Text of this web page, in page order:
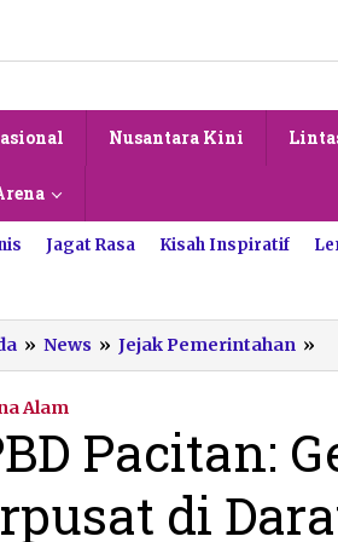
Nusantara Kini
Jagat Rasa Kisah Inspiratif
» News » Jejak Pemerintahan »
Alam
Pacitan:
di